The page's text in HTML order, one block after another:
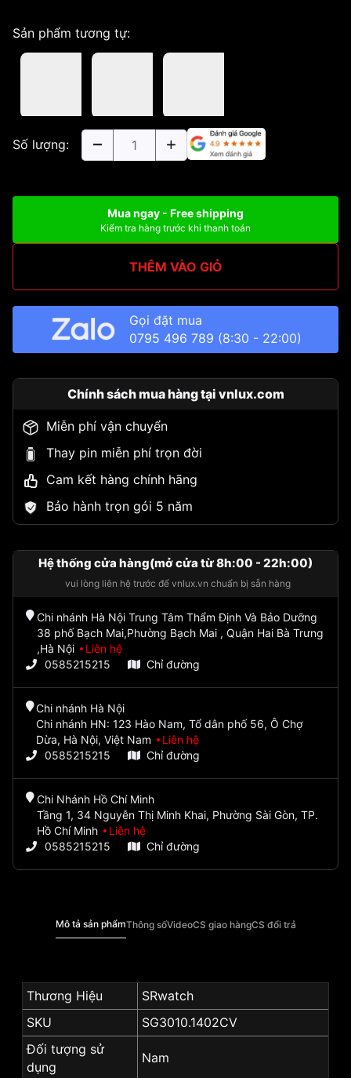
Sản phẩm tương tự:
Số lượng:
Mua ngay - Free shipping
Kiểm tra hàng trước khi thanh toán
THÊM VÀO GIỎ
Gọi đặt mua
0795 496 789 (8:30 - 22:00)
Chính sách mua hàng tại vnlux.com
Miễn phí vận chuyển
Thay pin miễn phí trọn đời
Cam kết hàng chính hãng
Bảo hành trọn gói 5 năm
Hệ thống cửa hàng(mở cửa từ 8h:00 - 22h:00)
vui lòng liên hệ trước để vnlux.vn chuẩn bị sẵn hàng
Chi nhánh Hà Nội Trung Tâm Thẩm Định Và Bảo Dưỡng
38 phố Bạch Mai,Phường Bạch Mai , Quận Hai Bà Trưng
,Hà Nội
Liên hệ
0585215215
Chỉ đường
Chi nhánh Hà Nội
Chi nhánh HN: 123 Hào Nam, Tổ dân phố 56, Ô Chợ
Dừa, Hà Nội, Việt Nam
Liên hệ
0585215215
Chỉ đường
Chi Nhánh Hồ Chí Minh
Tầng 1, 34 Nguyễn Thị Minh Khai, Phường Sài Gòn, TP.
Hồ Chí Minh
Liên hệ
0585215215
Chỉ đường
Mô tả sản phẩmThông sốVideoCS giao hàngCS đổi trả
Thương Hiệu
SRwatch
SKU
SG3010.1402CV
Đối tượng sử
dụng
Nam